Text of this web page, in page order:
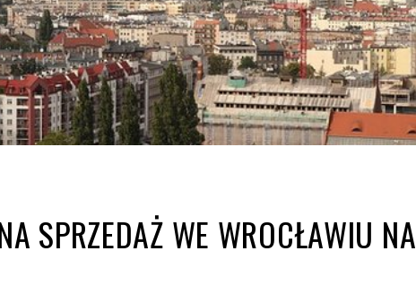
SPRZEDAŻ WE WROCŁAWIU NA